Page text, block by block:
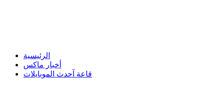
الرئيسية
أخبار ماكس
قاعة آحدث الموبايلات